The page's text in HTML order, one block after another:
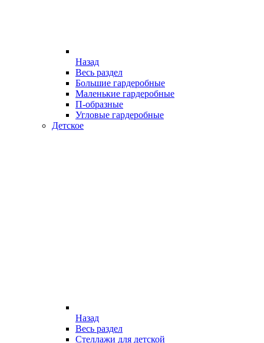
Назад
Весь раздел
Большие гардеробные
Маленькие гардеробные
П-образные
Угловые гардеробные
Детское
Назад
Весь раздел
Стеллажи для детской